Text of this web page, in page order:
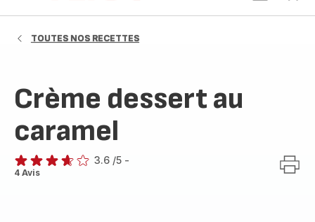
TOUTES NOS RECETTES
Crème dessert au
caramel
ratings.3.6
3.6 /5 -
4 Avis